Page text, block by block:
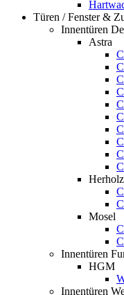
Türen / Fenster &
Innentüren
Astra
Mosel
Innentüren
HGM
Innentüren